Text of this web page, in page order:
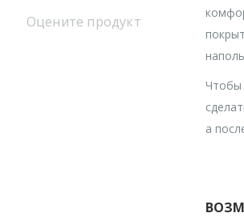
Чтобы
а
Оцените продукт